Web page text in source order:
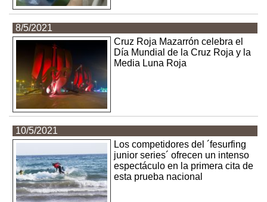
8/5/2021
Cruz Roja Mazarrón celebra el
Día Mundial de la Cruz Roja y la
Media Luna Roja
10/5/2021
Los competidores del ´fesurfing
junior series´ ofrecen un intenso
espectáculo en la primera cita de
esta prueba nacional